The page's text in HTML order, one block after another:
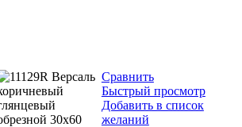
Сравнить
Быстрый просмотр
Добавить в список
желаний